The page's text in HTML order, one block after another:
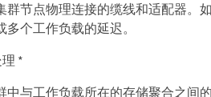
群节点物理连接的缆线和适配器。
多个工作负载的延迟。
*
中与工作负载所在的存储聚合之间